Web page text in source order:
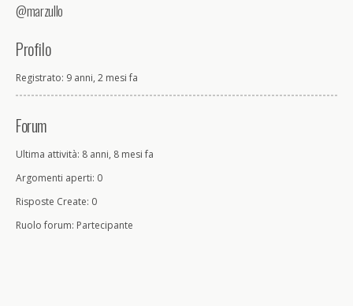
@marzullo
Profilo
Registrato: 9 anni, 2 mesi fa
Forum
Ultima attività: 8 anni, 8 mesi fa
Argomenti aperti: 0
Risposte Create: 0
Ruolo forum: Partecipante